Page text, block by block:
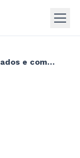
O que é segurança de dados e como funciona?